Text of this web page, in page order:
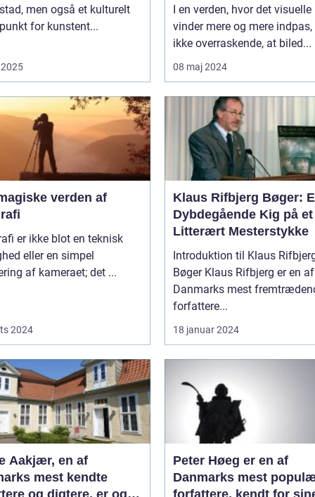
men også et kulturelt
for kunstent...
I en verden, hvor det
vinder mere og mere indpas,
ikke overraskende, at biled...
08 maj 2024
verden af
er ikke blot en teknisk
eller en simpel
af kameraet; det ...
2024
Klaus Rifbjerg Bøger:
Dybdegående Kig på et
Litterært Mesterstykke
Introduktion til Klaus
Bøger Klaus Rifbjerg er en af
Danmarks mest
forfattere...
18 januar 2024
Aakjær, en af
mest kendte
og digtere, er også
Peter Høeg er en af
Danmarks mest
forfattere, kendt for